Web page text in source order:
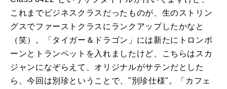
これまでビジネスクラスだったものが、生のストリン
グスでファーストクラスにランクアップしたかなと
（笑）。「タイガー＆ドラゴン」には新たにトロンボ
ーンとトランペットを入れましたけど、こちらはスカ
ジャンになぞらえて、オリジナルがサテンだとした
ら、今回は別珍ということで、"別珍仕様"。「カフェ